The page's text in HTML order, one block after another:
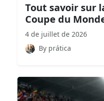
Tout savoir sur
Coupe du
4 de juillet de 2026
By prática